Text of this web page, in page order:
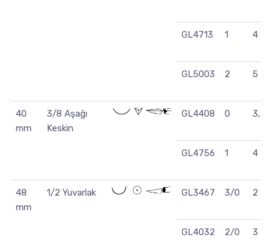
GL4713 1 4
GL5003 2 5
40
mm
3/8 Aşağı
Keskin
GL4408 0 3,5
GL4756 1 4
48
mm
1/2 Yuvarlak GL3467 3/0 2
GL4032 2/0 3